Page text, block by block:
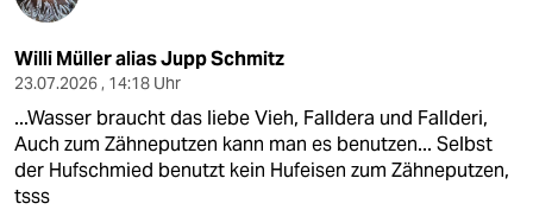
Willi Müller alias Jupp Schmitz
23.07.2026 , 14:18 Uhr
...Wasser braucht das liebe Vieh, Falldera und Fallderi,
Auch zum Zähneputzen kann man es benutzen... Selbst
der Hufschmied benutzt kein Hufeisen zum Zähneputzen,
tsss